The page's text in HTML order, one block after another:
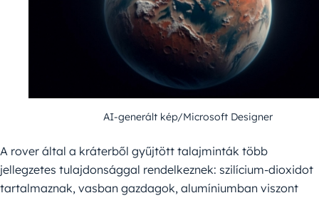
AI-generált kép/Microsoft Designer
A rover által a kráterből gyűjtött talajminták több
jellegzetes tulajdonsággal rendelkeznek: szilícium-dioxidot
tartalmaznak, vasban gazdagok, alumíniumban viszont